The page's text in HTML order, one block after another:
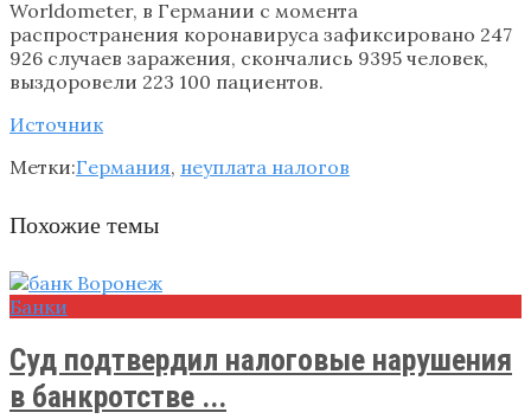
Worldometer, в Германии с момента
распространения коронавируса зафиксировано 247
926 случаев заражения, скончались 9395 человек,
выздоровели 223 100 пациентов.
Источник
Метки:Германия, неуплата налогов
Похожие темы
Банки
Суд подтвердил налоговые нарушения
в банкротстве ...